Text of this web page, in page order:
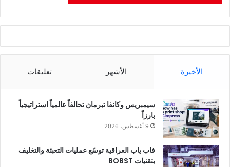
الأخيرة الأشهر تعليقات
سيمبريس وكانفا تبرمان تحالفاً عالمياً استراتيجياً
بارزاً
9 أغسطس، 2026
فاب ياب العراقية توسّع عمليات التعبئة والتغليف
بتقنيات BOBST